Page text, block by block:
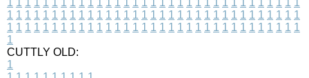
1 1 1 1 1 1 1 1 1 1 1 1 1 1 1 1 1 1 1 1 1 1 1 1 1 1 1 1 1 1 1 1 1
1 1 1 1 1 1 1 1 1 1 1 1 1 1 1 1 1 1 1 1 1 1 1 1 1 1 1 1 1 1 1 1 1
1
CUTTLY OLD:
1